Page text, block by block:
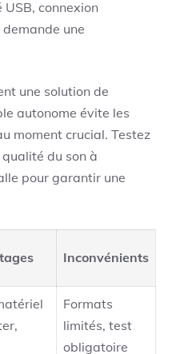
connexion
une
une solution de
autonome évite les
moment crucial. Testez
du son à
pour garantir une
Inconvénients
Formats
limités, test
obligatoire